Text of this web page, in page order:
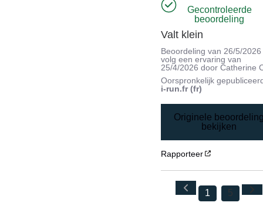
Gecontroleerde
beoordeling
Valt klein
Beoordeling van26/5/2026
volg een ervaring van
25/4/2026 doorCatherine
Oorspronkelijk
i-run.fr (fr)
Originele
bekijken
Rapporteer
1 5